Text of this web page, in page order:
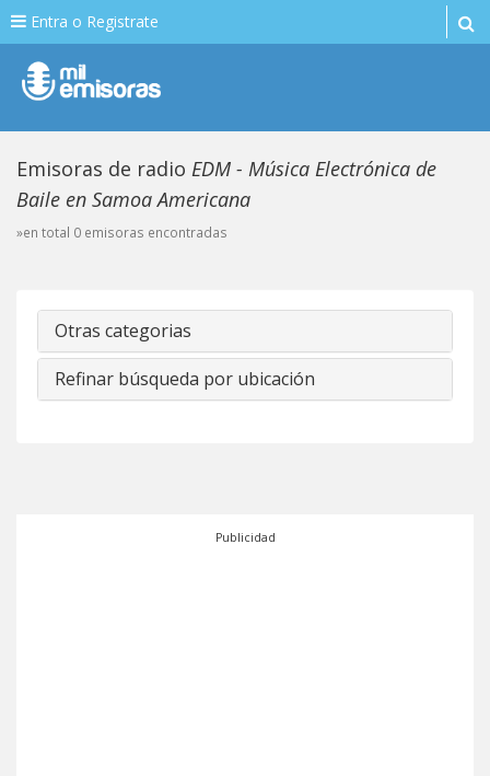
Entra o Registrate
Emisoras de radio EDM - Música Electrónica de
Baile en Samoa Americana
»en total 0 emisoras encontradas
Otras categorias
Refinar búsqueda por ubicación
Publicidad